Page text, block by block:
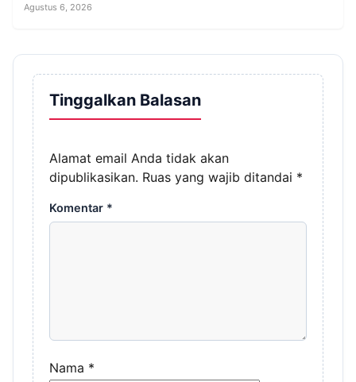
Agustus 6, 2026
Tinggalkan Balasan
Alamat email Anda tidak akan
dipublikasikan. Ruas yang wajib ditandai *
Komentar *
Nama *